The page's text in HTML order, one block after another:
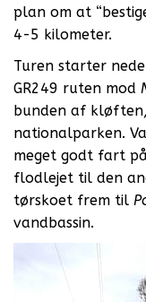
plan om at
4-5 kilometer.
Turen starter
GR249 ruten mod
bunden af
nationalparken.
meget godt fart
flodlejet til den
tørskoet frem til
vandbassin.